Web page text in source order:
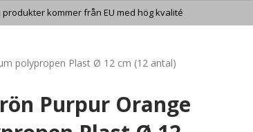
produkter kommer från EU med hög kvalité
polypropen Plast Ø 12 cm (12 antal)
Purpur Orange